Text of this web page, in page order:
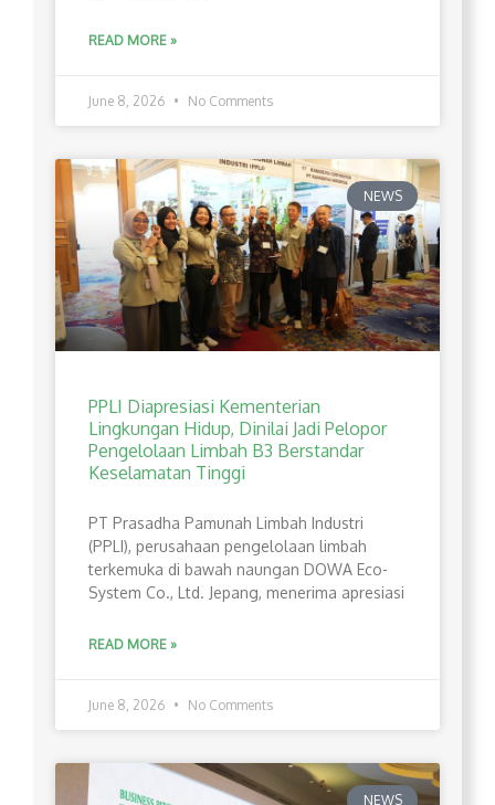
READ MORE »
June 8, 2026 No Comments
NEWS
PPLI Diapresiasi Kementerian
Lingkungan Hidup, Dinilai Jadi Pelopor
Pengelolaan Limbah B3 Berstandar
Keselamatan Tinggi
PT Prasadha Pamunah Limbah Industri
(PPLI), perusahaan pengelolaan limbah
terkemuka di bawah naungan DOWA Eco-
System Co., Ltd. Jepang, menerima apresiasi
READ MORE »
June 8, 2026 No Comments
NEWS